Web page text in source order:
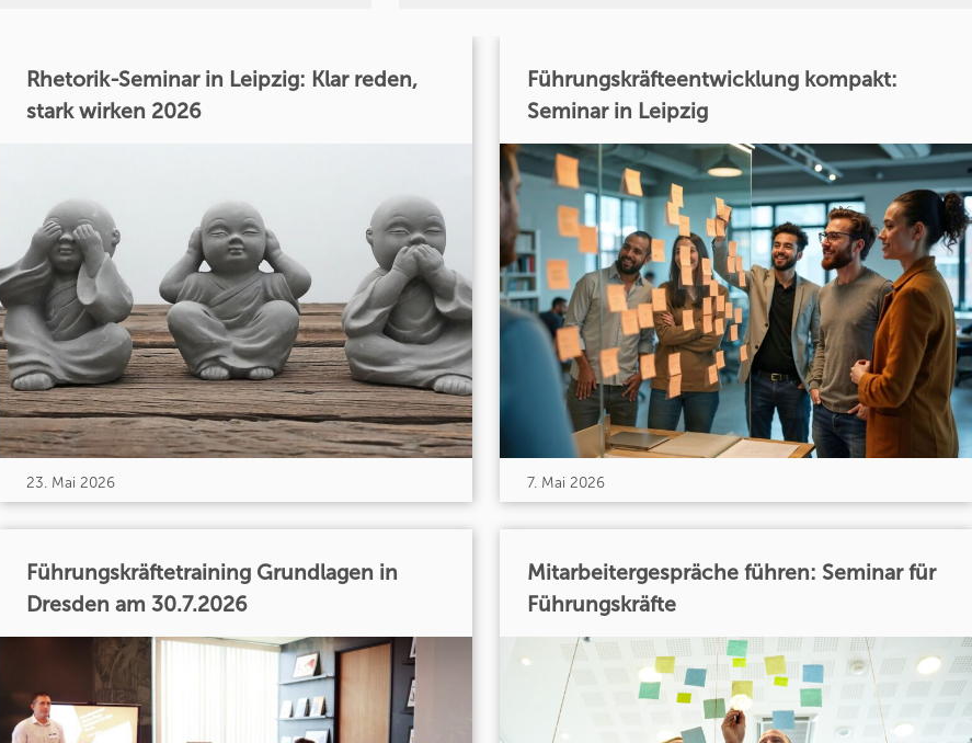
Rhetorik-Seminar in Leipzig: Klar reden,
stark wirken 2026
23. Mai 2026
Führungskräftetraining Grundlagen in
Dresden am 30.7.2026
Führungskräfteentwicklung kompakt:
Seminar in Leipzig
7. Mai 2026
Mitarbeitergespräche führen: Seminar für
Führungskräfte